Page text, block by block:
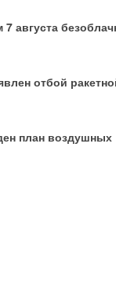
августа
отбой
план воздушных